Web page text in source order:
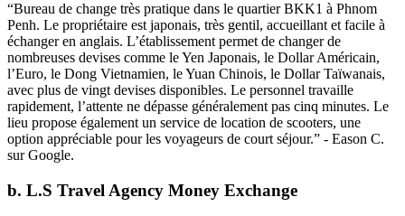
“Bureau de change très pratique dans le quartier BKK1 à Phnom
Penh. Le propriétaire est japonais, très gentil, accueillant et facile à
échanger en anglais. L’établissement permet de changer de
nombreuses devises comme le Yen Japonais, le Dollar Américain,
l’Euro, le Dong Vietnamien, le Yuan Chinois, le Dollar Taïwanais,
avec plus de vingt devises disponibles. Le personnel travaille
rapidement, l’attente ne dépasse généralement pas cinq minutes. Le
lieu propose également un service de location de scooters, une
option appréciable pour les voyageurs de court séjour.” - Eason C.
sur Google.
b. L.S Travel Agency Money Exchange